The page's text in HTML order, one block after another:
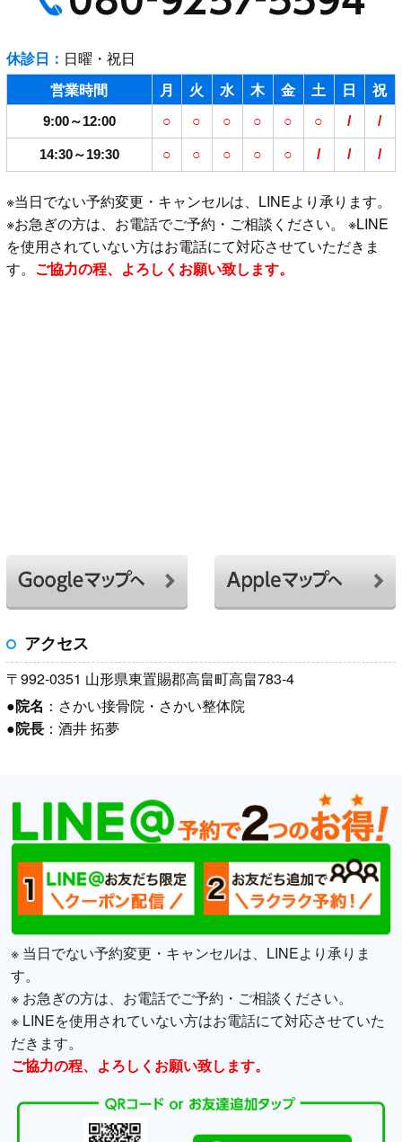
休診日： 日曜・祝日
営業時間
月 火 水 木 金 土 日 祝
9:00～12:00 ○ ○ ○ ○ ○ ○ / /
14:30～19:30 ○ ○ ○ ○ ○ / / /
※当日でない予約変更・キャンセルは、LINEより承ります。
※お急ぎの方は、お電話でご予約・ご相談ください。 ※LINE
を使用されていない方はお電話にて対応させていただきま
す。 ご協力の程、よろしくお願い致します。
アクセス
〒992-0351 山形県東置賜郡高畠町高畠783-4
●院名 ：さかい接骨院・さかい整体院
●院長：酒井 拓夢
※ 当日でない予約変更・キャンセルは、LINEより承りま
す。
※ お急ぎの方は、お電話でご予約・ご相談ください。
※ LINEを使用されていない方はお電話にて対応させていた
だきます。
ご協力の程、よろしくお願い致します。